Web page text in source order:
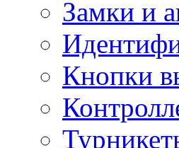
Замки и
Кнопки